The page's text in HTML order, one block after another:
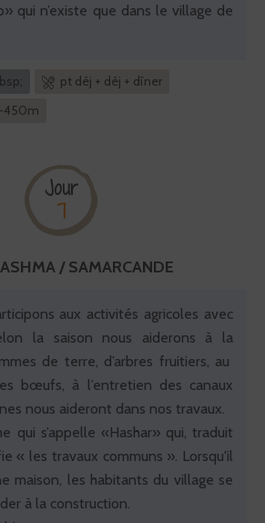
qui n’existe que dans le village de
pt déj + déj + dîner
Jour
7
/ SAMARCANDE
aux activités agricoles avec
la saison nous aiderons à la
de terre, d’arbres fruitiers, au
bœufs, à l’entretien des canaux
nous aideront dans nos travaux.
qui s’appelle «Hashar» qui, traduit
« les travaux communs ». Lorsqu'il
maison, les habitants du village se
à la construction.